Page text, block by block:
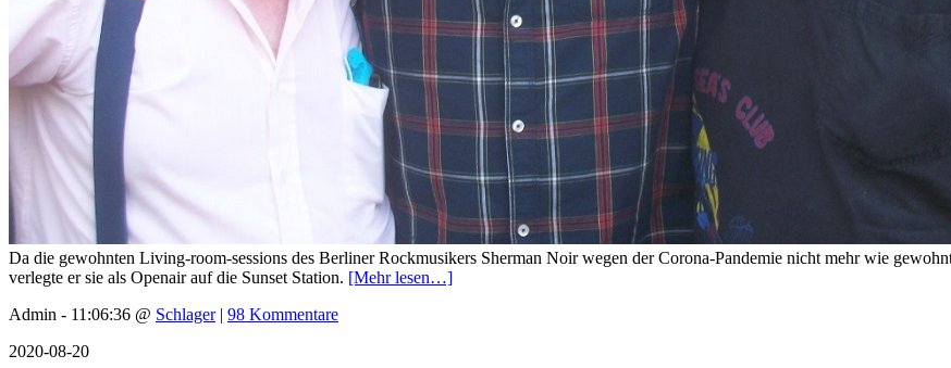
Da die gewohnten Living-room-sessions des Berliner Rockmusikers Sherman Noir wegen der Corona-Pandemie nicht mehr wie
verlegte er sie als Openair auf die Sunset Station. [Mehr lesen…]
Admin - 11:06:36 @ Schlager| 98 Kommentare
2020-08-20